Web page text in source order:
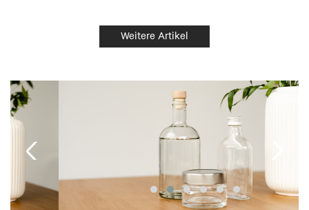
Weitere Artikel